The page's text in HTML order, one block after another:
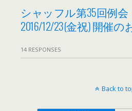
シャッフル第35回例会
2016/12/23(金祝) 開催の
14 RESPONSES
Back to